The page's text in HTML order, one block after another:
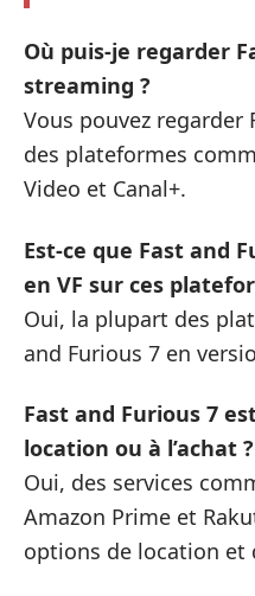
Où puis-je regarder
streaming ?
Vous pouvez regarder
des plateformes
Video et Canal+.
Est-ce que Fast and
en VF sur ces
Oui, la plupart des
and Furious 7 en
Fast and Furious 7
location ou à l’achat ?
Oui, des services
Amazon Prime et
options de location et